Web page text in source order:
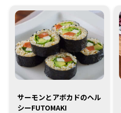
サーモンとアボカドのヘル
シーFUTOMAKI